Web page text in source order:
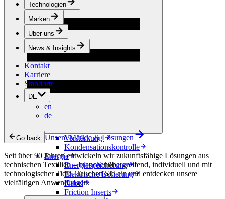
Bekleidung & Schuhe
Mode
Sportbekleidung
Schuhe
Hobbyschneiderei
Bauwesen
Entwässerung
Verstärkung
Kondensationskontrolle
Energie
Energiespeicherung
Elektrische Isolierung
Kabel
Friction Inserts
Technologien
Marken
Über uns
News & Insights
Kontakt
Karriere
Standorte
DE
en
de
Go back Unsere Märkte & Lösungen
Seit über 90 Jahren entwickeln wir zukunftsfähige Lösungen aus
technischen Textilien – branchenübergreifend, individuell und mit
technologischer Tiefe. Tauchen Sie ein und entdecken unsere
vielfältigen Anwendungen.